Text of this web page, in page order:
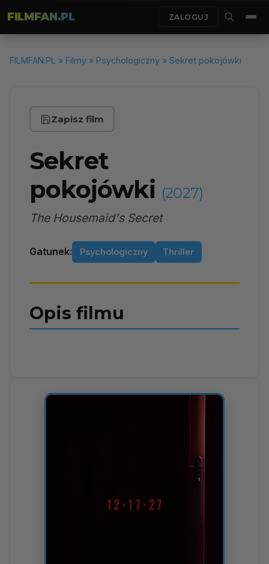
FILMFAN.PL ZALOGUJ
FILMFAN.PL » Filmy » Psychologiczny » Sekret pokojówki
Zapisz film
Sekret
pokojówki (2027)
The Housemaid's Secret
Gatunek: Psychologiczny Thriller
Opis filmu